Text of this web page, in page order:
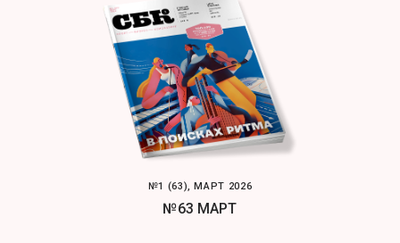
№1 (63), МАРТ 2026
№63 МАРТ